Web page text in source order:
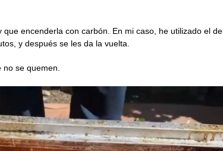
encenderla con carbón. En mi caso, he utilizado el de
y después se les da la vuelta.
no se quemen.